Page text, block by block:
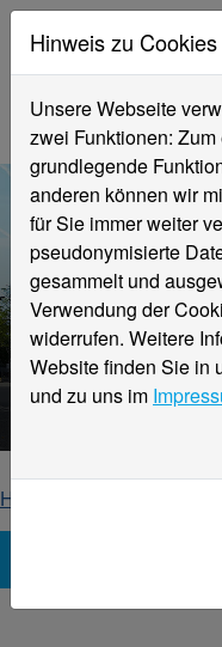
Aktuelle
Hochschule
Home
Hinweis zu Cookies
Unsere Webseite
zwei Funktionen:
grundlegende
anderen können wir
für Sie immer weiter
pseudonymisierte
gesammelt und
Verwendung der
widerrufen. Weitere
Website finden Sie in
und zu uns im